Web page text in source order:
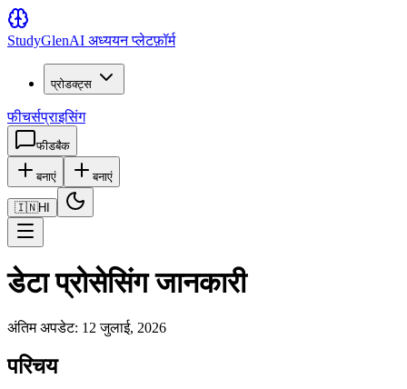
StudyGlenAI अध्ययन प्लेटफ़ॉर्म
प्रोडक्ट्स
फीचर्सप्राइसिंग
फीडबैक
बनाएं बनाएं
🇮🇳HI
डेटा प्रोसेसिंग जानकारी
अंतिम अपडेट: 12 जुलाई, 2026
परिचय